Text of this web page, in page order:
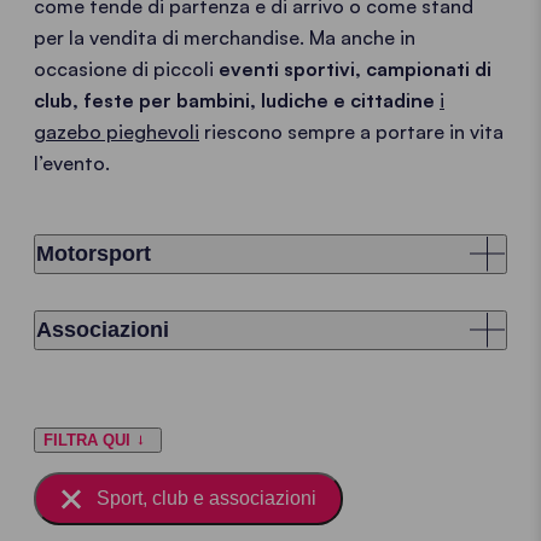
come tende di partenza e di arrivo o come stand
per la vendita di merchandise. Ma anche in
occasione di piccoli eventi sportivi, campionati di
club, feste per bambini, ludiche e cittadine i
gazebo pieghevoli riescono sempre a portare in vita
l’evento.
Motorsport
Associazioni
FILTRA QUI
Sport, club e associazioni